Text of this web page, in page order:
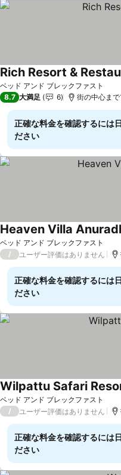
ベッド アンド ブレックファスト
Rich Resort &
8.7 大満足 6 街の中心ま
正確な料金を確認するには
ださい
ベッド アンド ブレックファスト
Heaven Villa
/ ユーザー評価はありません
正確な料金を確認するには
ださい
ベッド アンド ブレックファスト
Wilpattu Safari
/ ユーザー評価はありません
正確な料金を確認するには
ださい